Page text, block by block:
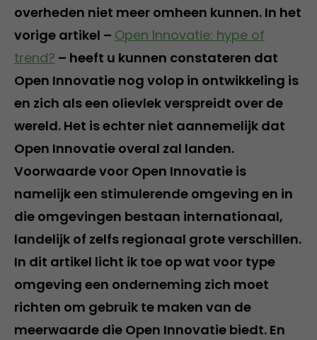
overheden niet meer omheen kunnen. In het
vorige artikel – Open Innovatie: hype of
trend? – heeft u kunnen constateren dat
Open Innovatie nog volop in ontwikkeling is
en zich als een olievlek verspreidt over de
wereld. Het is echter niet aannemelijk dat
Open Innovatie overal zal landen.
Voorwaarde voor Open Innovatie is
namelijk een stimulerende omgeving en in
die omgevingen bestaan internationaal,
landelijk of zelfs regionaal grote verschillen.
In dit artikel licht ik toe op wat voor type
omgeving een onderneming zich moet
richten om gebruik te maken van de
meerwaarde die Open Innovatie biedt. En